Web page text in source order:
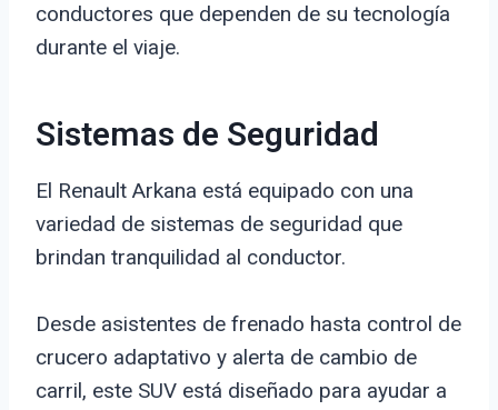
conductores que dependen de su tecnología
durante el viaje.
Sistemas de Seguridad
El Renault Arkana está equipado con una
variedad de sistemas de seguridad que
brindan tranquilidad al conductor.
Desde asistentes de frenado hasta control de
crucero adaptativo y alerta de cambio de
carril, este SUV está diseñado para ayudar a